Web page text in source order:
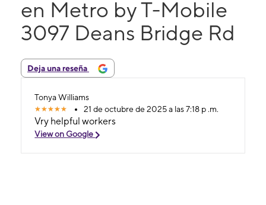
en Metro by T-Mobile
3097 Deans Bridge Rd
Deja una reseña
Tonya Williams
21 de octubre de 2025 a las 7:18 p .m.
Vry helpful workers
View on Google